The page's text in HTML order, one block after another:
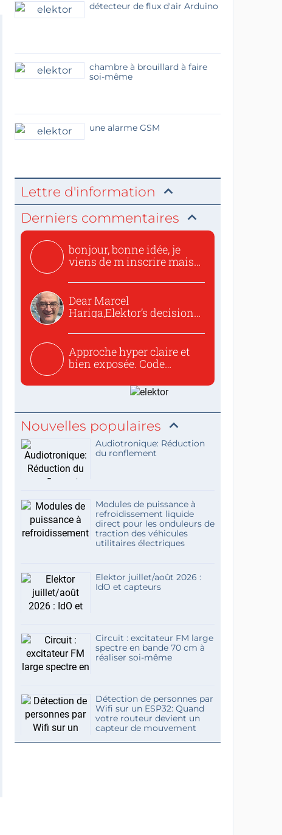
détecteur de flux d'air Arduino
chambre à brouillard à faire
soi-même
une alarme GSM
Lettre d'information
Derniers commentaires
bonjour, bonne idée, je
viens de m inscrire mais
Dear Marcel
Hariga,Elektor’s decision
Approche hyper claire et
bien exposée. Code
Nouvelles populaires
Audiotronique: Réduction
du ronflement
Modules de puissance à
refroidissement liquide
direct pour les onduleurs de
traction des véhicules
utilitaires électriques
Elektor juillet/août 2026 :
IdO et capteurs
Circuit : excitateur FM large
spectre en bande 70 cm à
réaliser soi-même
Détection de personnes par
Wifi sur un ESP32: Quand
votre routeur devient un
capteur de mouvement